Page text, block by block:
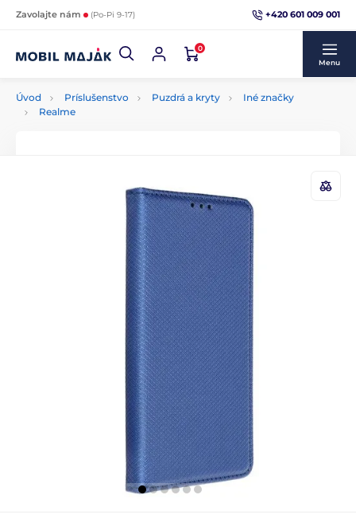
Zavolajte nám (Po-Pi 9-17) +420 601 009 001
0
Menu
Úvod Príslušenstvo Puzdrá a kryty
Iné značky
Realme